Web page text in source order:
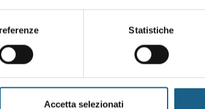
Statistiche
Accetta selezionati